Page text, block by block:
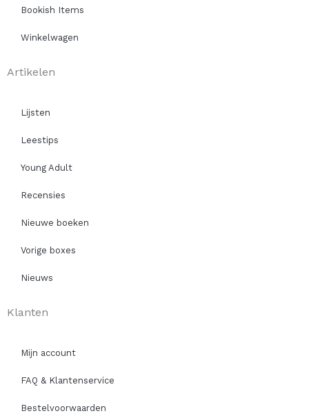
Bookish Items
Winkelwagen
Artikelen
Lijsten
Leestips
Young Adult
Recensies
Nieuwe boeken
Vorige boxes
Nieuws
Klanten
Mijn account
FAQ & Klantenservice
Bestelvoorwaarden